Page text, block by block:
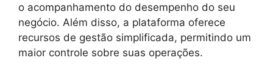
o acompanhamento do desempenho do seu
negócio. Além disso, a plataforma oferece
recursos de gestão simplificada, permitindo um
maior controle sobre suas operações.